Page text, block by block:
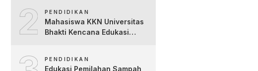
2 PENDIDIKAN
Mahasiswa KKN Universitas
Bhakti Kencana Edukasi
PENDIDIKAN
Edukasi Pemilahan Sampah